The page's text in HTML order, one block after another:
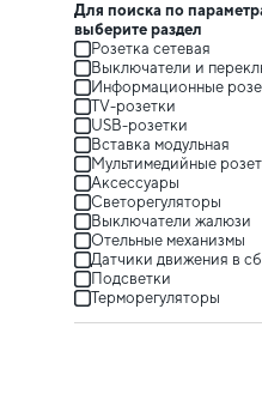
Для поиска по
выберите раздел
Розетка сетевая
Выключатели и
Информационные
TV-розетки
USB-розетки
Вставка модульная
Мультимедийные
Аксессуары
Светорегуляторы
Выключатели жалюзи
Отельные механизмы
Датчики движения в
Подсветки
Терморегуляторы